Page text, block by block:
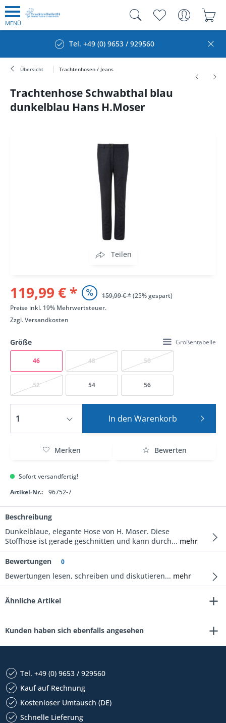
MENÜ
Tel. +49 (0) 9653 / 929560
Übersicht Trachtenhosen / Jeans
Trachtenhose Schwabthal blau
dunkelblau Hans H.Moser
Teilen
119,99 € * 159,99 € *(25% gespart)
Preise inkl. 19% Mehrwertsteuer.
Zzgl.Versandkosten
Größe Größentabelle
46 48 50
52 54 56
In den Warenkorb
Merken Bewerten
Sofort versandfertig!
Artikel-Nr.:
96752-7
Beschreibung
Dunkelblaue, elegante Hose von H. Moser. Diese
Stoffhose ist gerade geschnitten und kann durch... mehr
Bewertungen 0
Bewertungen lesen, schreiben und diskutieren... mehr
Ähnliche Artikel
Kunden haben sich ebenfalls angesehen
Tel. +49 (0) 9653 / 929560
Kauf auf Rechnung
Kostenloser Umtausch (DE)
Schnelle Lieferung